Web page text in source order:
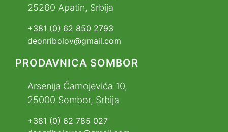
25260 Apatin, Srbija
+381 (0) 62 850 2793
deonribolov@gmail.com
PRODAVNICA SOMBOR
Arsenija Čarnojevića 10,
25000 Sombor, Srbija
+381 (0) 62 785 027